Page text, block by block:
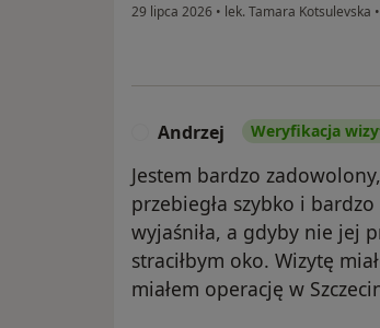
29 lipca 2026 • lek. Tamara Kotsulevska •
Andrzej Weryfikacja
Jestem bardzo
przebiegła szybko i
wyjaśniła, a gdyby nie jej
straciłbym oko. Wizytę
miałem operację w